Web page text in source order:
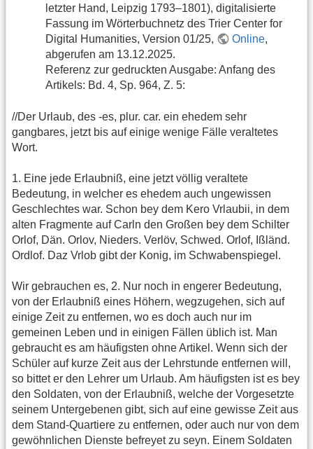
letzter Hand, Leipzig 1793–1801), digitalisierte
Fassung im Wörterbuchnetz des Trier Center for
Digital Humanities, Version 01/25,
Online,
abgerufen am 13.12.2025.
Referenz zur gedruckten Ausgabe: Anfang des
Artikels: Bd. 4, Sp. 964, Z. 5:
//Der Urlaub, des -es, plur. car. ein ehedem sehr
gangbares, jetzt bis auf einige wenige Fälle veraltetes
Wort.
1. Eine jede Erlaubniß, eine jetzt völlig veraltete
Bedeutung, in welcher es ehedem auch ungewissen
Geschlechtes war. Schon bey dem Kero Vrlaubii, in dem
alten Fragmente auf Carln den Großen bey dem Schilter
Orlof, Dän. Orlov, Nieders. Verlöv, Schwed. Orlof, Ißländ.
Ordlof. Daz Vrlob gibt der Konig, im Schwabenspiegel.
Wir gebrauchen es, 2. Nur noch in engerer Bedeutung,
von der Erlaubniß eines Höhern, wegzugehen, sich auf
einige Zeit zu entfernen, wo es doch auch nur im
gemeinen Leben und in einigen Fällen üblich ist. Man
gebraucht es am häufigsten ohne Artikel. Wenn sich der
Schüler auf kurze Zeit aus der Lehrstunde entfernen will,
so bittet er den Lehrer um Urlaub. Am häufigsten ist es bey
den Soldaten, von der Erlaubniß, welche der Vorgesetzte
seinem Untergebenen gibt, sich auf eine gewisse Zeit aus
dem Stand-Quartiere zu entfernen, oder auch nur von dem
gewöhnlichen Dienste befreyet zu seyn. Einem Soldaten